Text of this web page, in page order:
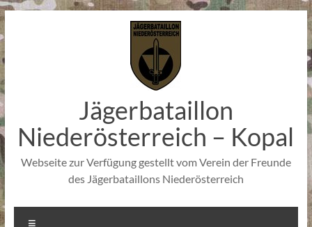
Zum
springen
Jägerbataillon
Niederösterreich – Kopal
Webseite zur Verfügung gestellt vom Verein der Freunde
des Jägerbataillons Niederösterreich